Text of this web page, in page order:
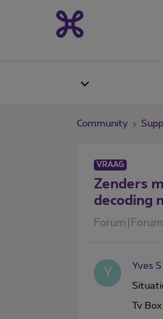
Community
VRAAG
Zenders
decoding
Y Yves S
Tv